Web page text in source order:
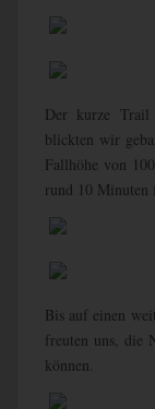
Der kurze Trail
blickten wir
Fallhöhe von
rund 10 Minuten
Bis auf einen
freuten uns, die
können.